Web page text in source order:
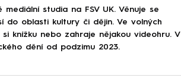
studia na FSV UK. Věnuje se
oblasti kultury či dějin. Ve volných
knížku nebo zahraje nějakou videohru. V
dění od podzimu 2023.